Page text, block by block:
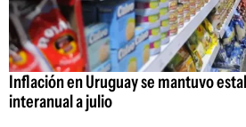
Inflación en Uruguay se mantuvo
interanual a julio